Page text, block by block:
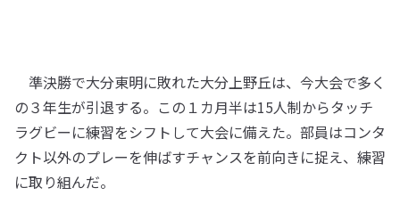
準決勝で大分東明に敗れた大分上野丘は、今大会で多く
の３年生が引退する。この１カ月半は15人制からタッチ
ラグビーに練習をシフトして大会に備えた。部員はコンタ
クト以外のプレーを伸ばすチャンスを前向きに捉え、練習
に取り組んだ。